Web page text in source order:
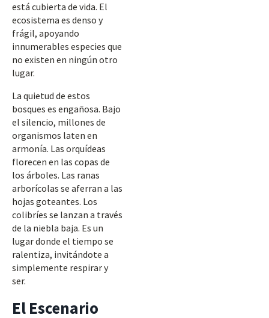
está cubierta de vida. El
ecosistema es denso y
frágil, apoyando
innumerables especies que
no existen en ningún otro
lugar.
La quietud de estos
bosques es engañosa. Bajo
el silencio, millones de
organismos laten en
armonía. Las orquídeas
florecen en las copas de
los árboles. Las ranas
arborícolas se aferran a las
hojas goteantes. Los
colibríes se lanzan a través
de la niebla baja. Es un
lugar donde el tiempo se
ralentiza, invitándote a
simplemente respirar y
ser.
El Escenario